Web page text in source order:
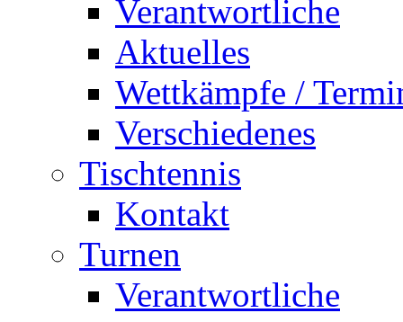
Verantwortliche
Aktuelles
Wettkämpfe /
Verschiedenes
Tischtennis
Kontakt
Turnen
Verantwortliche